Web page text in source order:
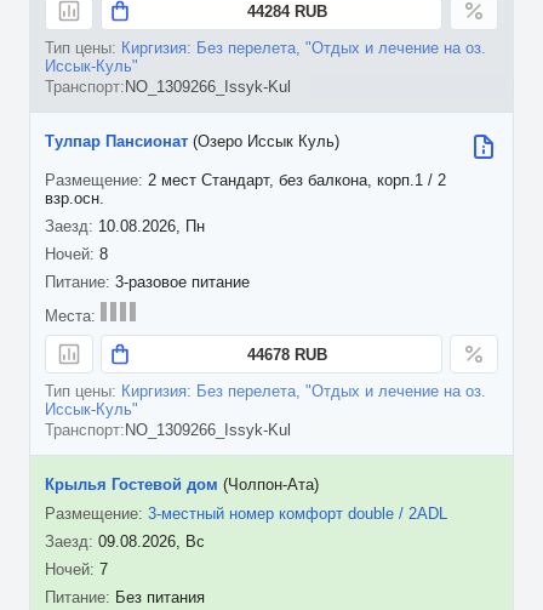
44284 RUB
Киргизия: Без перелета, "Отдых и лечение на оз.
Иссык-Куль"
NO_1309266_Issyk-Kul
10.08.2026, Пн
8
Тулпар Пансионат (Озеро Иссык Куль)
2 мест Стандарт, без балкона, корп.1 / 2
взр.осн.
3-разовое питание
44678 RUB
Киргизия: Без перелета, "Отдых и лечение на оз.
Иссык-Куль"
NO_1309266_Issyk-Kul
09.08.2026, Вс
7
Крылья Гостевой дом (Чолпон-Ата)
3-местный номер комфорт double / 2ADL
Без питания